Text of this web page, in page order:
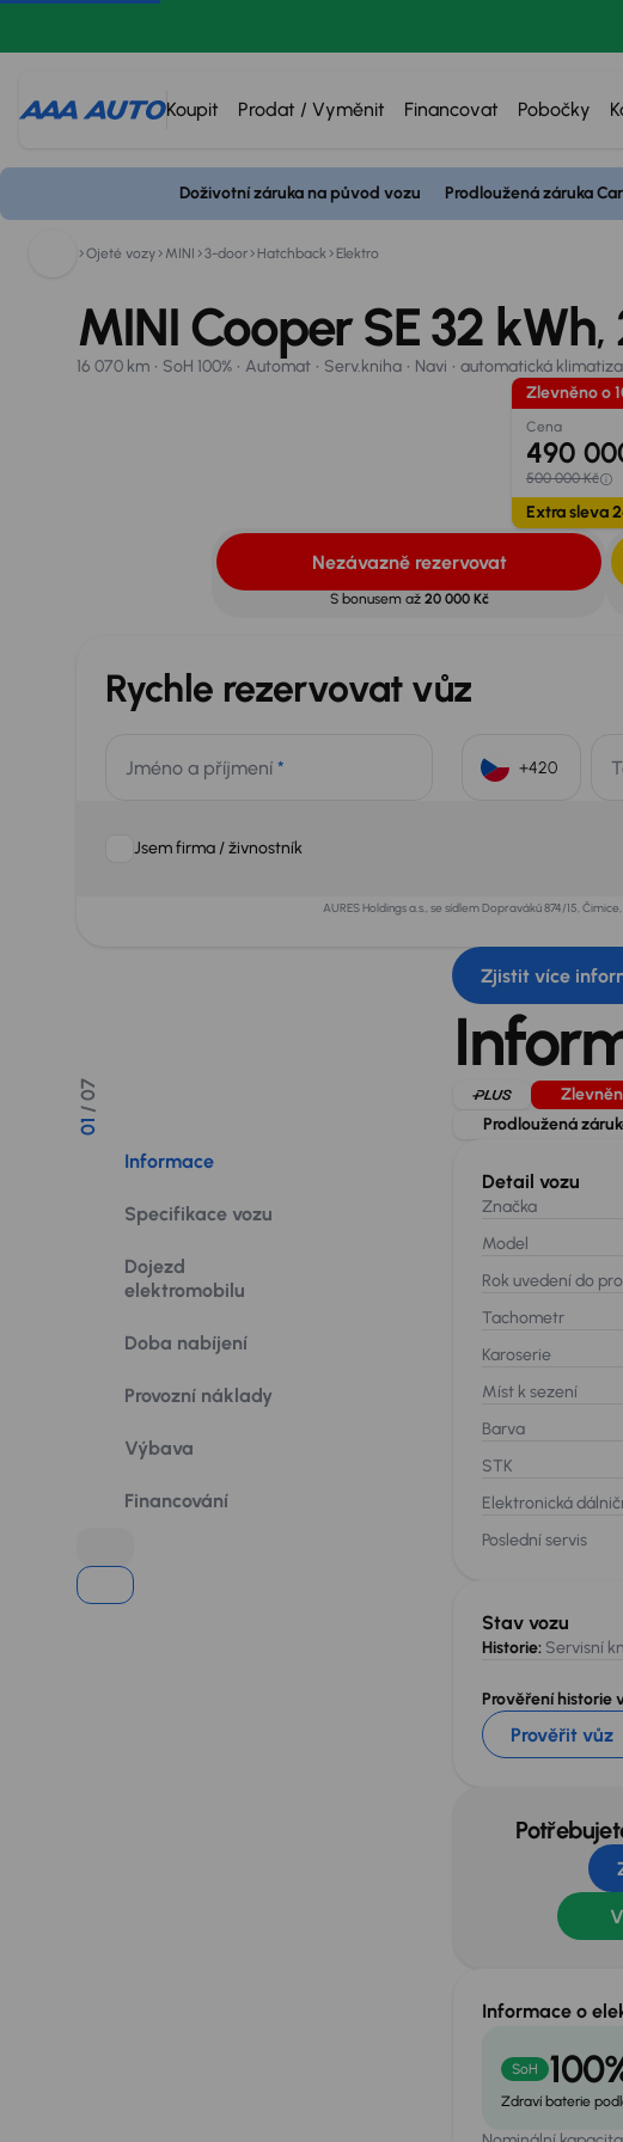
Koupit Prodat / Vyměnit Financovat Pobočky
Doživotní záruka na původ vozu Prodloužená záruka
Ojeté vozy MINI 3-door Hatchback Elektro
Zlevněno o 10 000 Kč
MINI Cooper SE 32 kWh,
16 070 km SoH 100% Automat Serv.kniha Navi automatická
Zlevněno o
Cena
490
500 000 Kč
Extra sleva
Nezávazně rezervovat
S bonusem až 20 000 Kč
Rychle rezervovat vůz
Jméno a příjmení *
Jsem firma / živnostník
AURES Holdings a.s., se sídlem Dopraváků 874/15,
Zjistit více
800 110 800
Nezávazně rezervovat
Spočítat splátky
01
/ 07
Informace
Specifikace vozu
Dojezd
elektromobilu
Doba nabíjení
Provozní náklady
Výbava
Financování
Prodloužená
Detail vozu
Značka
Model
Rok uvedení do
Tachometr
Karoserie
Míst k sezení
Barva
STK
Elektronická
Poslední servis
Stav vozu
Historie: Servisní
Prověření historie
Prověřit vůz
Informace o
SoH
Zdraví baterie